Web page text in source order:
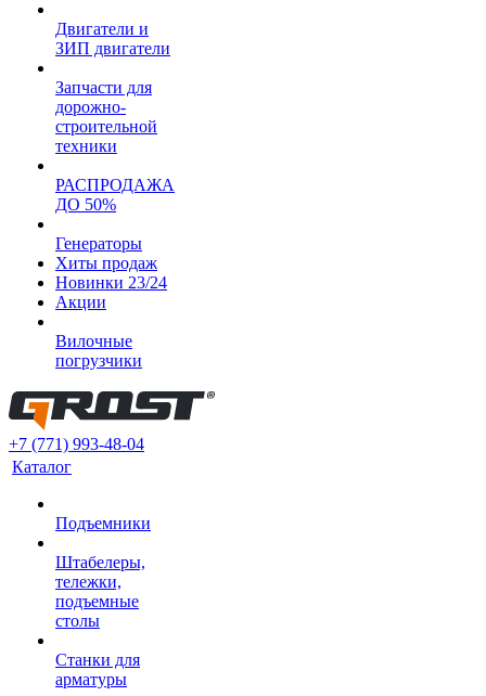
Двигатели и
ЗИП двигатели
Запчасти для
дорожно-
строительной
техники
РАСПРОДАЖА
ДО 50%
Генераторы
Хиты продаж
Новинки 23/24
Акции
Вилочные
погрузчики
+7 (771) 993-48-04
Каталог
Подъемники
Штабелеры,
тележки,
подъемные
столы
Станки для
арматуры